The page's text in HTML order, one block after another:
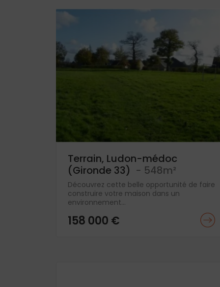
Terrain, Ludon-médoc
(Gironde 33) - 548m²
Découvrez cette belle opportunité de faire
construire votre maison dans un
environnement...
158 000 €